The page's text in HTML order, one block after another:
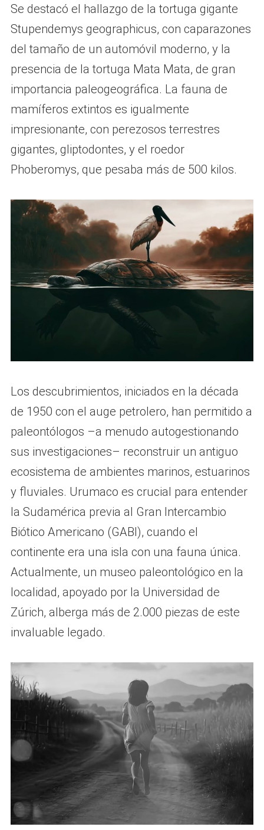
Se destacó el hallazgo de la tortuga gigante
Stupendemys geographicus, con caparazones
del tamaño de un automóvil moderno, y la
presencia de la tortuga Mata Mata, de gran
importancia paleogeográfica. La fauna de
mamíferos extintos es igualmente
impresionante, con perezosos terrestres
gigantes, gliptodontes, y el roedor
Phoberomys, que pesaba más de 500 kilos.
Los descubrimientos, iniciados en la década
de 1950 con el auge petrolero, han permitido a
paleontólogos –a menudo autogestionando
sus investigaciones– reconstruir un antiguo
ecosistema de ambientes marinos, estuarinos
y fluviales. Urumaco es crucial para entender
la Sudamérica previa al Gran Intercambio
Biótico Americano (GABI), cuando el
continente era una isla con una fauna única.
Actualmente, un museo paleontológico en la
localidad, apoyado por la Universidad de
Zúrich, alberga más de 2.000 piezas de este
invaluable legado.